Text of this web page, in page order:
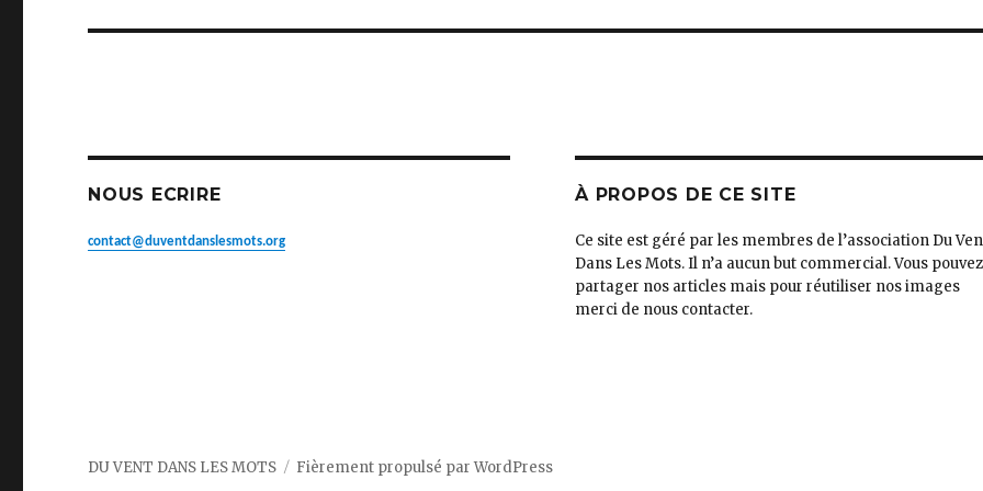
NOUS ECRIRE
contact@duventdanslesmots.org
À PROPOS DE CE SITE
Ce site est géré par les membres de l’association Du
Dans Les Mots. Il n’a aucun but commercial. Vous pouvez
partager nos articles mais pour réutiliser nos images
merci de nous contacter.
DU VENT DANS LES MOTS Fièrement propulsé par WordPress